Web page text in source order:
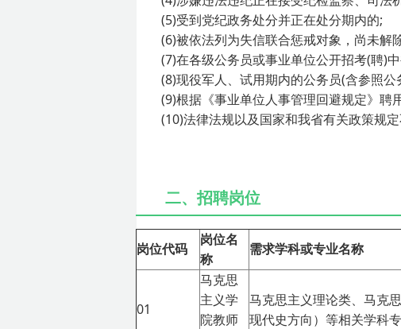
(5)受到党纪政务处分并正在处分期内的;
(6)被依法列为失信联合惩戒对象，尚未解
(7)在各级公务员或事业单位公开招考(聘)
(8)现役军人、试用期内的公务员(含参照
(9)根据《事业单位人事管理回避规定》聘
(10)法律法规以及国家和我省有关政策规
二、招聘岗位
岗位代码
岗位名
称
需求学科或专业名称
01
马克思
主义学
院教师
马克思主义理论类、马克
现代史方向）等相关学科